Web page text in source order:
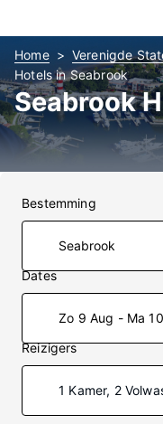
Home Verenigde
Hotels in Seabrook
Seabrook
Bestemming
Dates
Zo 9 Aug - Ma
Reizigers
1 Kamer, 2